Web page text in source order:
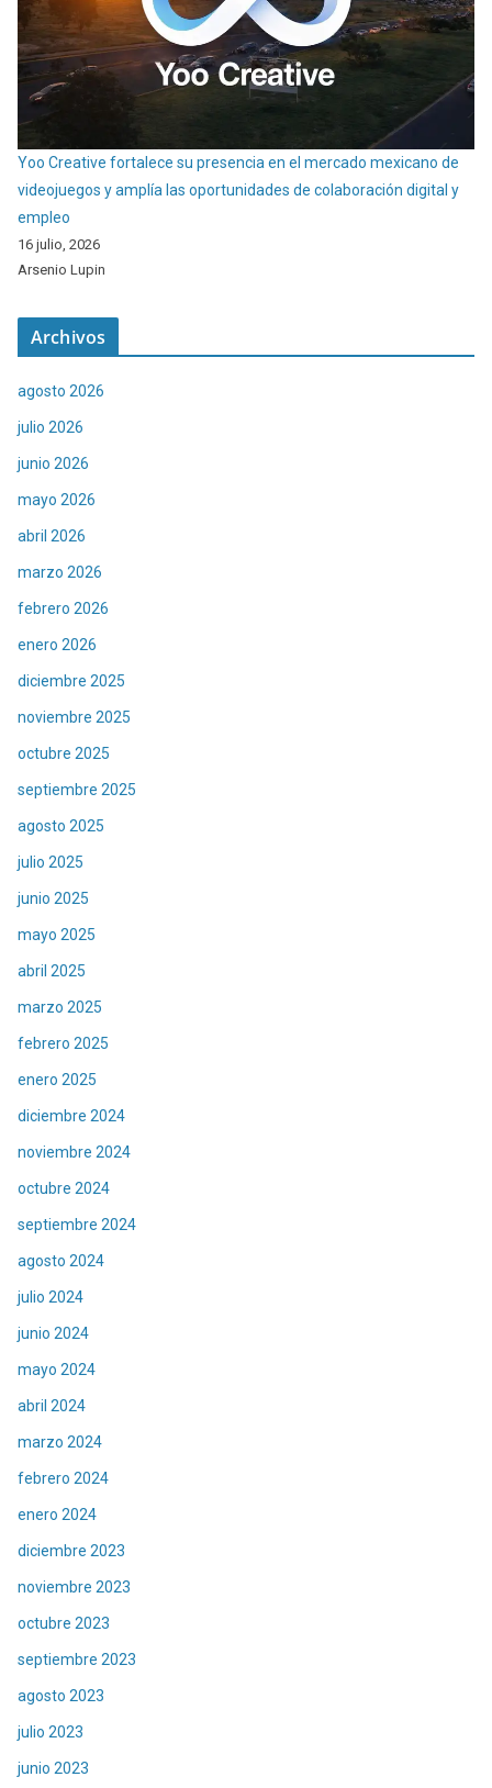
Yoo Creative fortalece su presencia en el mercado mexicano de
videojuegos y amplía las oportunidades de colaboración digital y
empleo
16 julio, 2026
Arsenio Lupin
Archivos
agosto 2026
julio 2026
junio 2026
mayo 2026
abril 2026
marzo 2026
febrero 2026
enero 2026
diciembre 2025
noviembre 2025
octubre 2025
septiembre 2025
agosto 2025
julio 2025
junio 2025
mayo 2025
abril 2025
marzo 2025
febrero 2025
enero 2025
diciembre 2024
noviembre 2024
octubre 2024
septiembre 2024
agosto 2024
julio 2024
junio 2024
mayo 2024
abril 2024
marzo 2024
febrero 2024
enero 2024
diciembre 2023
noviembre 2023
octubre 2023
septiembre 2023
agosto 2023
julio 2023
junio 2023